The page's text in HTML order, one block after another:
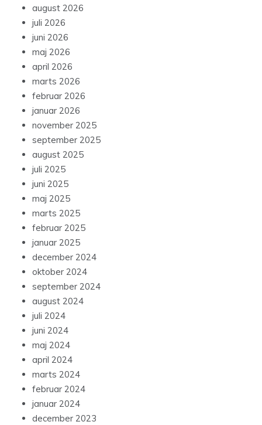
august 2026
juli 2026
juni 2026
maj 2026
april 2026
marts 2026
februar 2026
januar 2026
november 2025
september 2025
august 2025
juli 2025
juni 2025
maj 2025
marts 2025
februar 2025
januar 2025
december 2024
oktober 2024
september 2024
august 2024
juli 2024
juni 2024
maj 2024
april 2024
marts 2024
februar 2024
januar 2024
december 2023